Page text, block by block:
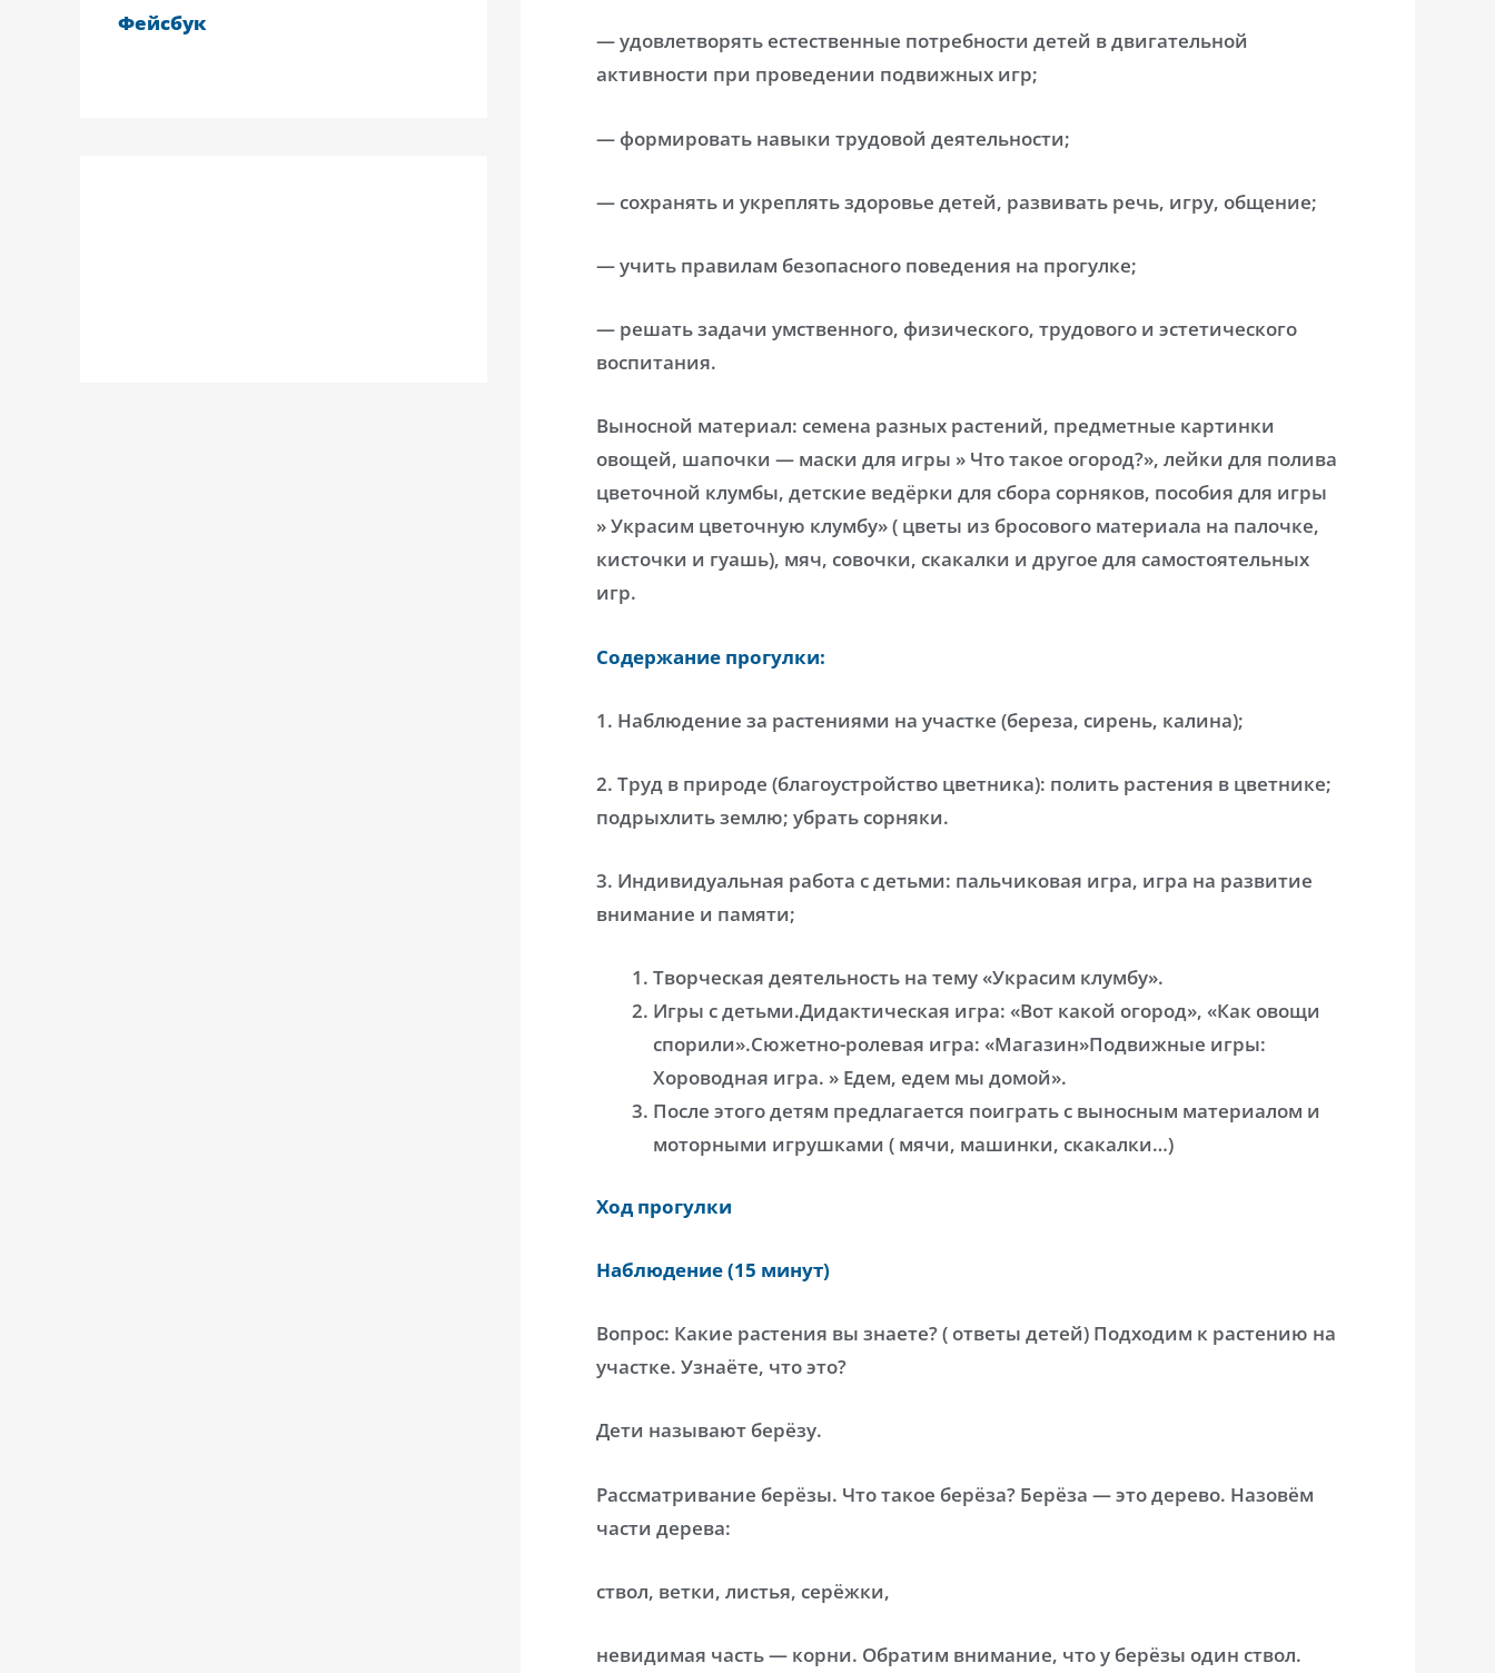
Фейсбук
— удовлетворять естественные потребности детей в двигательной
активности при проведении подвижных игр;
— формировать навыки трудовой деятельности;
— сохранять и укреплять здоровье детей, развивать речь, игру, общение;
— учить правилам безопасного поведения на прогулке;
— решать задачи умственного, физического, трудового и эстетического
воспитания.
Выносной материал: семена разных растений, предметные картинки
овощей, шапочки — маски для игры » Что такое огород?», лейки для полива
цветочной клумбы, детские ведёрки для сбора сорняков, пособия для игры
» Украсим цветочную клумбу» ( цветы из бросового материала на палочке,
кисточки и гуашь), мяч, совочки, скакалки и другое для самостоятельных
игр.
Содержание прогулки:
1. Наблюдение за растениями на участке (береза, сирень, калина);
2. Труд в природе (благоустройство цветника): полить растения в цветнике;
подрыхлить землю; убрать сорняки.
3. Индивидуальная работа с детьми: пальчиковая игра, игра на развитие
внимание и памяти;
Творческая деятельность на тему «Украсим клумбу».
Игры с детьми.Дидактическая игра: «Вот какой огород», «Как овощи
спорили».Сюжетно-ролевая игра: «Магазин»Подвижные игры:
Хороводная игра. » Едем, едем мы домой».
После этого детям предлагается поиграть с выносным материалом и
моторными игрушками ( мячи, машинки, скакалки…)
Ход прогулки
Наблюдение (15 минут)
Вопрос: Какие растения вы знаете? ( ответы детей) Подходим к растению на
участке. Узнаёте, что это?
Дети называют берёзу.
Рассматривание берёзы. Что такое берёза? Берёза — это дерево. Назовём
части дерева:
ствол, ветки, листья, серёжки,
невидимая часть — корни. Обратим внимание, что у берёзы один ствол.